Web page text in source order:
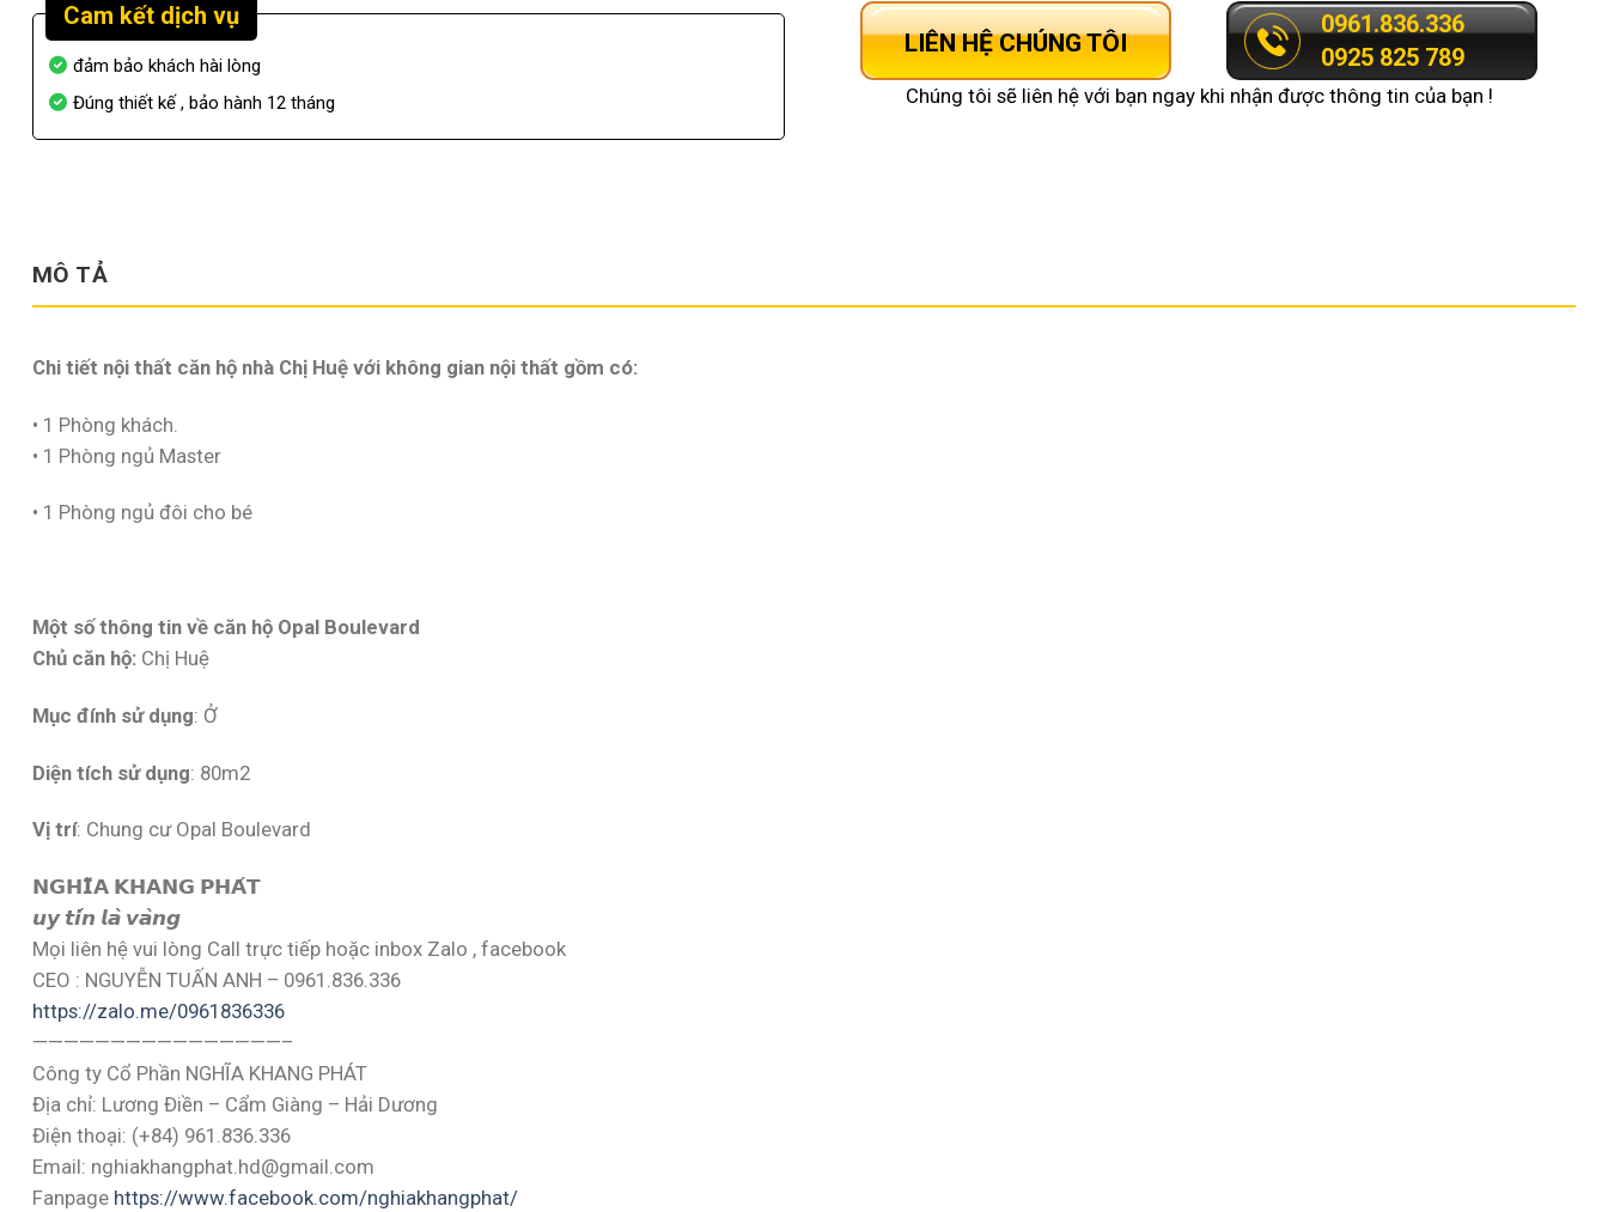
Cam kết dịch vụ
đảm bảo khách hài lòng
Đúng thiết kế , bảo hành 12 tháng
LIÊN HỆ CHÚNG TÔI
0961.836.336
0925 825 789
Chúng tôi sẽ liên hệ với bạn ngay khi nhận được thông tin của bạn !
MÔ TẢ
Chi tiết nội thất căn hộ nhà Chị Huệ với không gian nội thất gồm có:
• 1 Phòng khách.
• 1 Phòng ngủ Master
• 1 Phòng ngủ đôi cho bé
Một số thông tin về căn hộ Opal Boulevard
Chủ căn hộ: Chị Huệ
Mục đính sử dụng: Ở
Diện tích sử dụng: 80m2
Vị trí: Chung cư Opal Boulevard
𝗡𝗚𝗛𝗜̃𝗔 𝗞𝗛𝗔𝗡𝗚 𝗣𝗛𝗔́𝗧
𝙪𝙮 𝙩𝙞́𝙣 𝙡𝙖̀ 𝙫𝙖̀𝙣𝙜
Mọi liên hệ vui lòng Call trực tiếp hoặc inbox Zalo , facebook
CEO : NGUYỄN TUẤN ANH – 0961.836.336
https://zalo.me/0961836336
————————————————–
Công ty Cổ Phần NGHĨA KHANG PHÁT
Địa chỉ: Lương Điền – Cẩm Giàng – Hải Dương
Điện thoại: (+84) 961.836.336
Email: nghiakhangphat.hd@gmail.com
Fanpage https://www.facebook.com/nghiakhangphat/